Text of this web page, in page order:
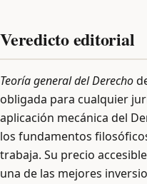
Veredicto editorial
Teoría general del Derecho
obligada para cualquier
aplicación mecánica del
los fundamentos
trabaja. Su precio
una de las mejores